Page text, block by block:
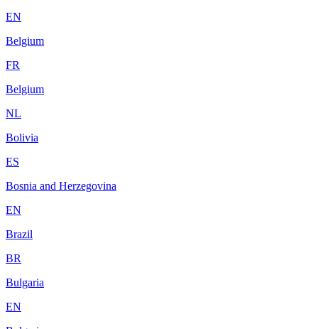
EN
Belgium
FR
Belgium
NL
Bolivia
ES
Bosnia and Herzegovina
EN
Brazil
BR
Bulgaria
EN